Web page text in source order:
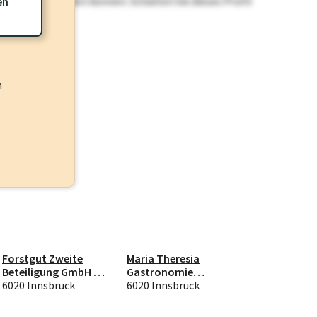
Forstgut Zweite
Beteiligung GmbH &
Co KG
6020 Innsbruck
Maria Theresia
Gastronomie
Betriebs GmbH
6020 Innsbruck